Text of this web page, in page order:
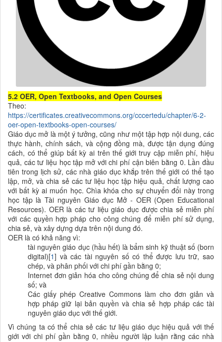
5.2 OER, Open Textbooks, and Open Courses
Theo:
https://certificates.creativecommons.org/cccertedu/chapter/6-2-
oer-open-textbooks-open-courses/
Giáo dục mở là một ý tưởng, cũng như một tập hợp nội dung, các
thực hành, chính sách, và cộng đồng mà, được tận dụng đúng
cách, có thể giúp bất kỳ ai trên thế giới truy cập miễn phí, hiệu
quả, các tư liệu học tập mở với chi phí cận biên bằng 0. Lần đầu
tiên trong lịch sử, các nhà giáo dục khắp trên thế giới có thể tạo
lập, mở, và chia sẻ các tư liệu học tập hiệu quả, chất lượng cao
với bất kỳ ai muốn học. Chìa khóa cho sự chuyển đổi này trong
học tập là Tài nguyên Giáo dục Mở - OER (Open Educational
Resources). OER là các tư liệu giáo dục được chia sẻ miễn phí
với các quyền hợp pháp cho công chúng để miễn phí sử dụng,
chia sẻ, và xây dựng dựa trên nội dung đó.
OER là có khả năng vì:
tài nguyên giáo dục (hầu hết) là bẩm sinh kỹ thuật số (born
digital)[1] và các tài nguyên số có thể được lưu trữ, sao
chép, và phân phối với chi phí gần bằng 0;
Internet đơn giản hóa cho công chúng để chia sẻ nội dung
số; và
Các giấy phép Creative Commons làm cho đơn giản và
hợp pháp giữ lại bản quyền và chia sẻ hợp pháp các tài
nguyên giáo dục với thế giới.
Vì chúng ta có thể chia sẻ các tư liệu giáo dục hiệu quả với thế
giới với chi phí gần bằng 0, nhiều người lập luận rằng các nhà